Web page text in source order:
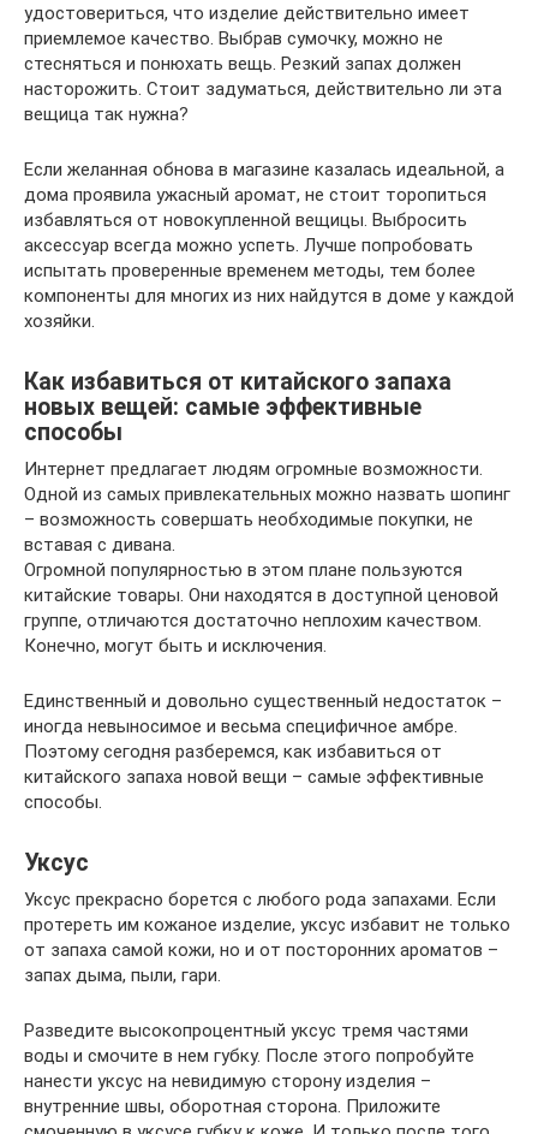
удостовериться, что изделие действительно имеет
приемлемое качество. Выбрав сумочку, можно не
стесняться и понюхать вещь. Резкий запах должен
насторожить. Стоит задуматься, действительно ли эта
вещица так нужна?
Если желанная обнова в магазине казалась идеальной, а
дома проявила ужасный аромат, не стоит торопиться
избавляться от новокупленной вещицы. Выбросить
аксессуар всегда можно успеть. Лучше попробовать
испытать проверенные временем методы, тем более
компоненты для многих из них найдутся в доме у каждой
хозяйки.
Как избавиться от китайского запаха
новых вещей: самые эффективные
способы
Интернет предлагает людям огромные возможности.
Одной из самых привлекательных можно назвать шопинг
– возможность совершать необходимые покупки, не
вставая с дивана.
Огромной популярностью в этом плане пользуются
китайские товары. Они находятся в доступной ценовой
группе, отличаются достаточно неплохим качеством.
Конечно, могут быть и исключения.
Единственный и довольно существенный недостаток –
иногда невыносимое и весьма специфичное амбре.
Поэтому сегодня разберемся, как избавиться от
китайского запаха новой вещи – самые эффективные
способы.
Уксус
Уксус прекрасно борется с любого рода запахами. Если
протереть им кожаное изделие, уксус избавит не только
от запаха самой кожи, но и от посторонних ароматов –
запах дыма, пыли, гари.
Разведите высокопроцентный уксус тремя частями
воды и смочите в нем губку. После этого попробуйте
нанести уксус на невидимую сторону изделия –
внутренние швы, оборотная сторона. Приложите